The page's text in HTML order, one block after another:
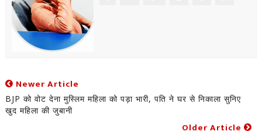
Newer Article
BJP को वोट देना मुस्लिम महिला को पड़ा भारी, पति ने घर से निकाला सुनिए
खुद महिला की जुबानी
Older Article